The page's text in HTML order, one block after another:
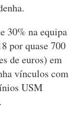
30% na equipa
por quase 700
de euros) em
vínculos com
USM